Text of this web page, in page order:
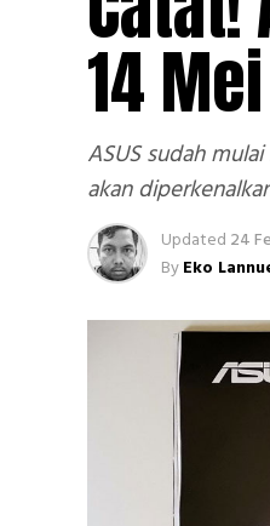
14
ASUS sudah
akan
Updated 24
ByEko